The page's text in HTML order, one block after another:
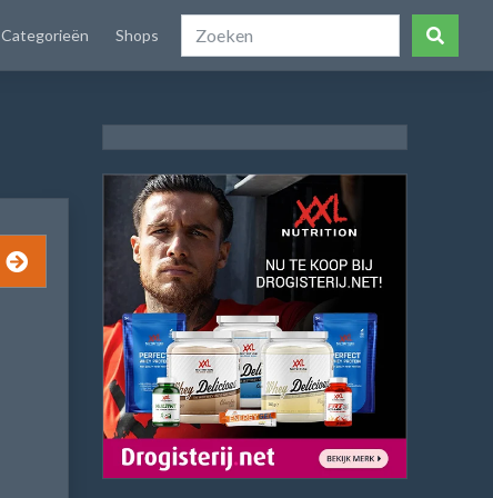
Categorieën Shops